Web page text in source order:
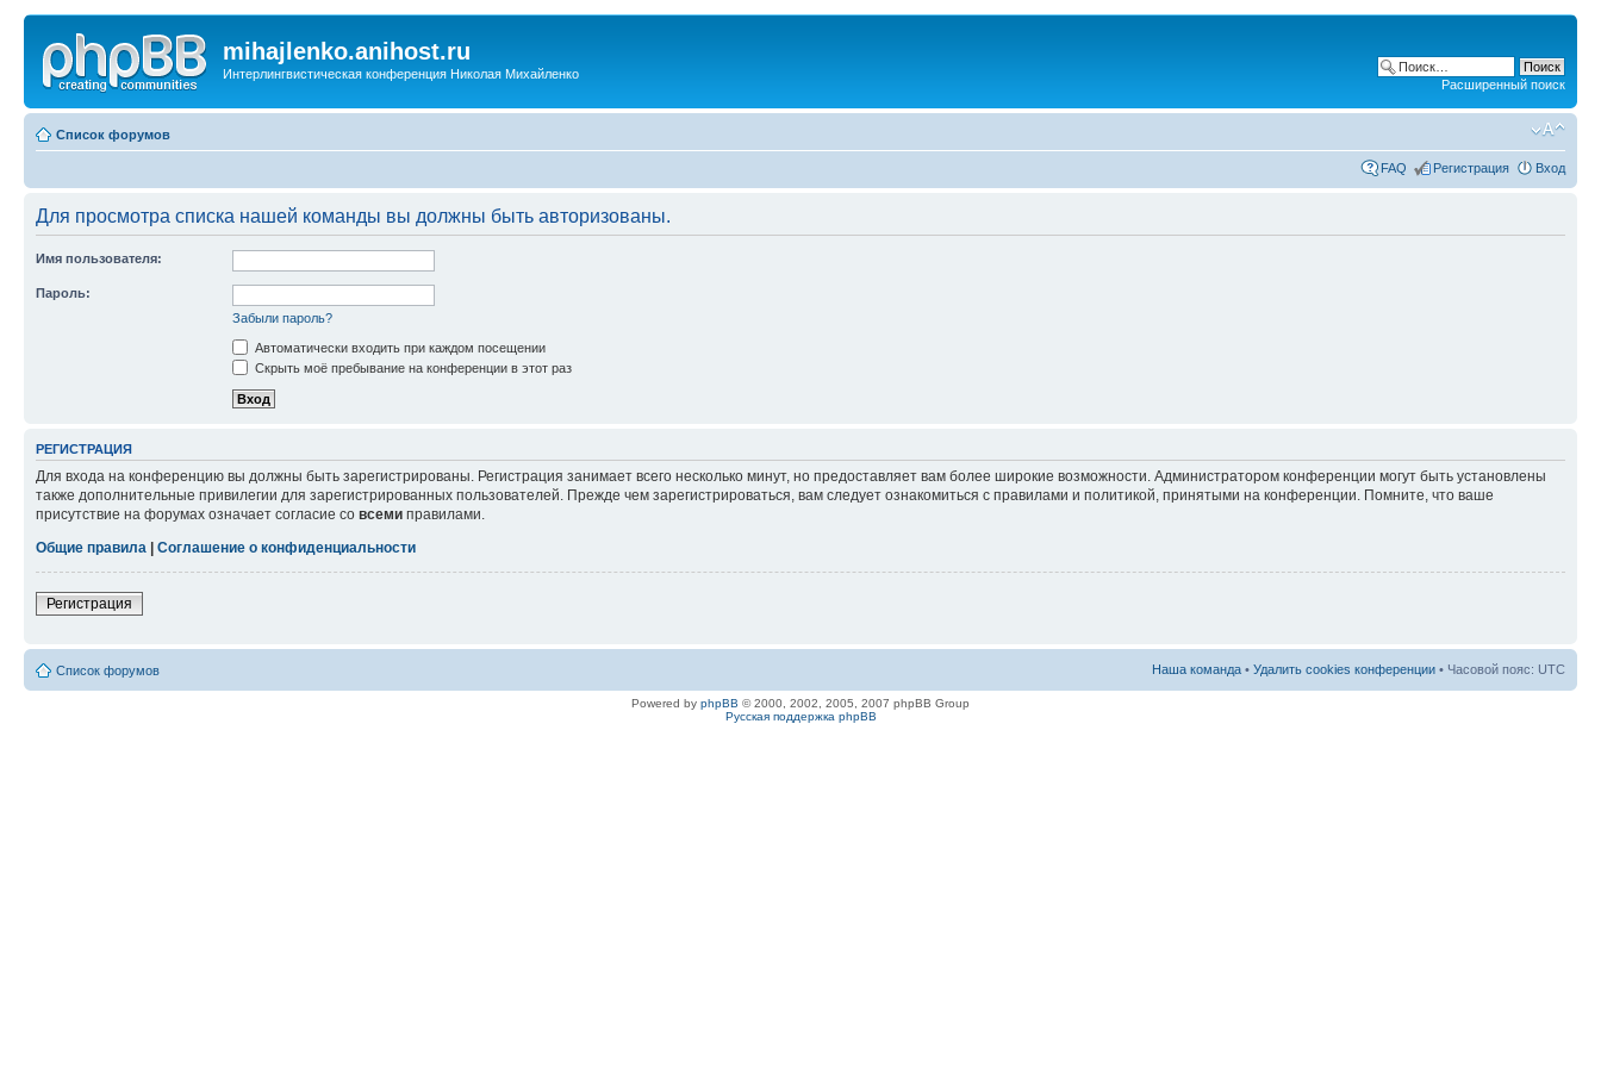
mihajlenko.anihost.ru
Интерлингвистическая конференция Николая Михайленко
Расширенный поиск
Список форумов
FAQ Регистрация Вход
Для просмотра списка нашей команды вы должны быть авторизованы.
Имя пользователя:
Пароль:
Забыли пароль?
Автоматически входить при каждом посещении
Скрыть моё пребывание на конференции в этот раз
РЕГИСТРАЦИЯ
Для входа на конференцию вы должны быть зарегистрированы. Регистрация занимает всего несколько минут, но предоставляет вам более широкие возможности. Администратором конференции могут быть установлены
также дополнительные привилегии для зарегистрированных пользователей. Прежде чем зарегистрироваться, вам следует ознакомиться с правилами и политикой, принятыми на конференции. Помните, что ваше
присутствие на форумах означает согласие со всеми правилами.
Общие правила
Соглашение о конфиденциальности
Регистрация
Список форумов Наша команда • Удалить cookies конференции • Часовой пояс: UTC
Powered by phpBB © 2000, 2002, 2005, 2007 phpBB Group
Русская поддержка phpBB